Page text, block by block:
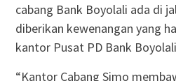
cabang Bank Boyolali ada di
diberikan kewenangan yang
kantor Pusat PD Bank
“Kantor Cabang Simo